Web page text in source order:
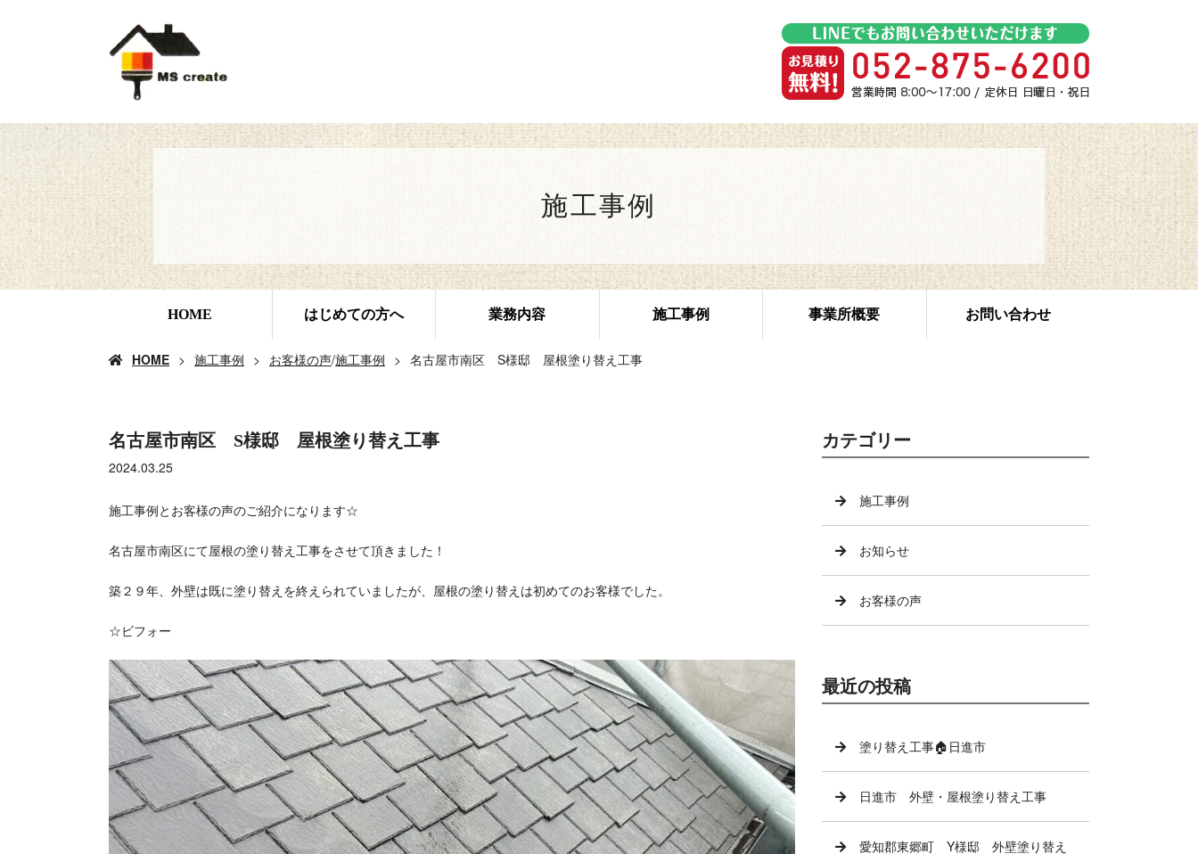
施工事例
HOME はじめての方へ 業務内容 施工事例 事業所概要 お問い合わせ
HOME 施工事例 お客様の声/施工事例 名古屋市南区 S様邸 屋根塗り替え工事
名古屋市南区 S様邸 屋根塗り替え工事
2024.03.25
施工事例とお客様の声のご紹介になります☆
名古屋市南区にて屋根の塗り替え工事をさせて頂きました！
築２９年、外壁は既に塗り替えを終えられていましたが、屋根の塗り替えは初めてのお客様でした。
☆ビフォー
カテゴリー
施工事例
お知らせ
お客様の声
最近の投稿
塗り替え工事🏠日進市
日進市 外壁・屋根塗り替え工事
愛知郡東郷町 Y様邸 外壁塗り替え